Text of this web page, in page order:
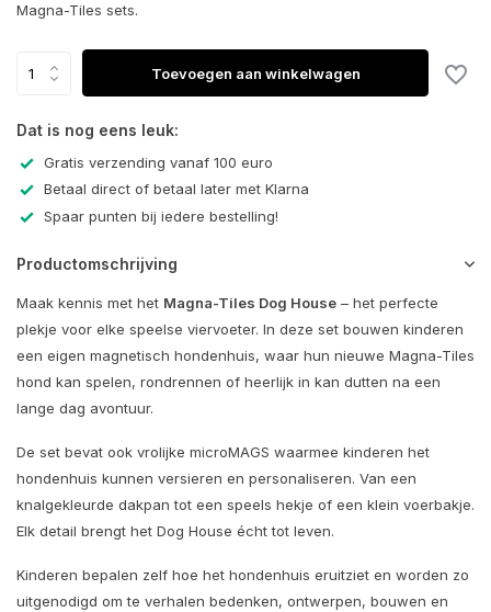
Magna-Tiles sets.
Toevoegen aan winkelwagen
Dat is nog eens leuk:
Gratis verzending vanaf 100 euro
Betaal direct of betaal later met Klarna
Spaar punten bij iedere bestelling!
Productomschrijving
Maak kennis met het Magna-Tiles Dog House – het perfecte
plekje voor elke speelse viervoeter. In deze set bouwen kinderen
een eigen magnetisch hondenhuis, waar hun nieuwe Magna-Tiles
hond kan spelen, rondrennen of heerlijk in kan dutten na een
lange dag avontuur.
De set bevat ook vrolijke microMAGS waarmee kinderen het
hondenhuis kunnen versieren en personaliseren. Van een
knalgekleurde dakpan tot een speels hekje of een klein voerbakje.
Elk detail brengt het Dog House écht tot leven.
Kinderen bepalen zelf hoe het hondenhuis eruitziet en worden zo
uitgenodigd om te verhalen bedenken, ontwerpen, bouwen en